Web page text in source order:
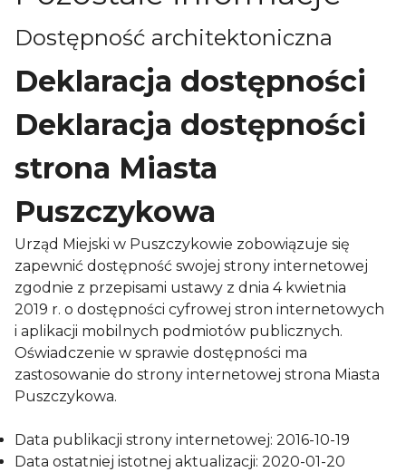
Dostępność architektoniczna
Deklaracja dostępności
Deklaracja dostępności
strona Miasta
Puszczykowa
Urząd Miejski w Puszczykowie zobowiązuje się
zapewnić dostępność swojej strony internetowej
zgodnie z przepisami ustawy z dnia 4 kwietnia
2019 r. o dostępności cyfrowej stron internetowych
i aplikacji mobilnych podmiotów publicznych.
Oświadczenie w sprawie dostępności ma
zastosowanie do strony internetowej strona Miasta
Puszczykowa.
Data publikacji strony internetowej: 2016-10-19
Data ostatniej istotnej aktualizacji: 2020-01-20